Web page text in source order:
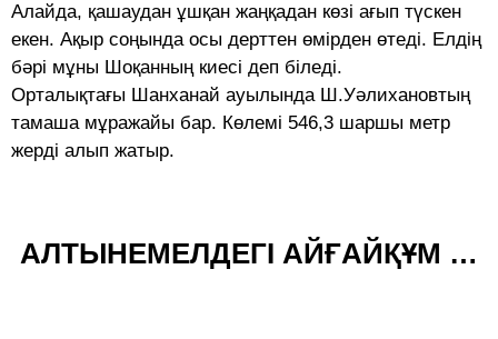
Алайда, қашаудан ұшқан жаңқадан көзi ағып түскен
екен. Ақыр соңында осы дерттен өмірден өтеді. Елдiң
бәрi мұны Шоқанның киесi деп бiледi.
Орталықтағы Шанханай ауылында Ш.Уәлихановтың
тамаша мұражайы бар. Көлемi 546,3 шаршы метр
жердi алып жатыр.
АЛТЫНЕМЕЛДЕГІ АЙҒАЙҚҰМ …